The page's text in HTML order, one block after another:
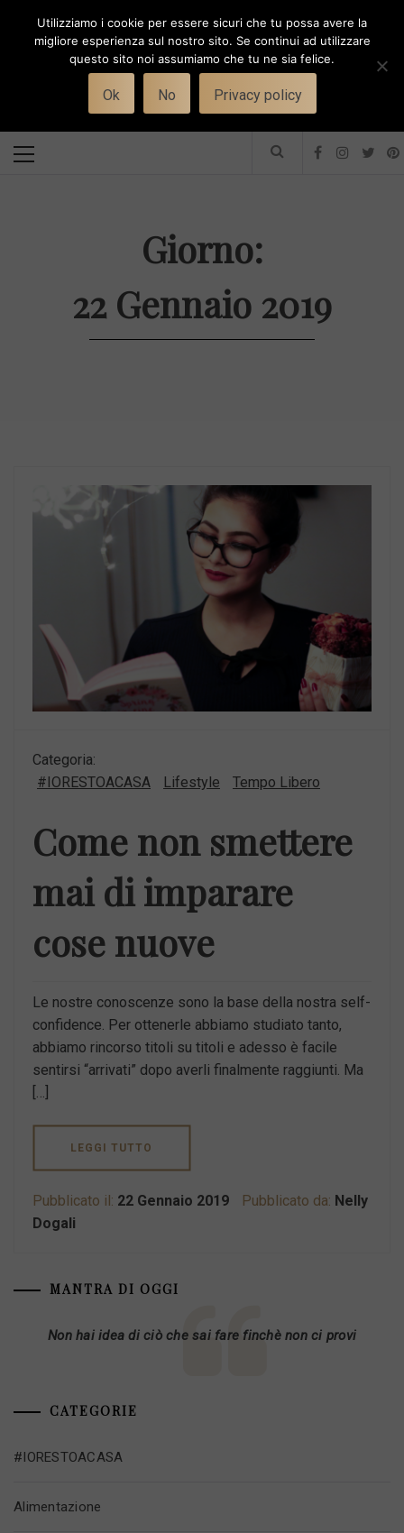
Toggle
WORK-WIFE
Il magazine per le donne che lavorano
Menu
Giorno:
22 Gennaio 2019
Categoria:
#IORESTOACASA
Lifestyle Tempo Libero
Come non smettere
mai di imparare
cose nuove
Le nostre conoscenze sono la base della nostra self-
confidence. Per ottenerle abbiamo studiato tanto,
abbiamo rincorso titoli su titoli e adesso è facile
sentirsi “arrivati” dopo averli finalmente raggiunti. Ma
LEGGI TUTTO
Pubblicato il: 22 Gennaio 2019 Pubblicato da: Nelly
Dogali
MANTRA DI OGGI
Non hai idea di ciò che sai fare finchè non ci provi
CATEGORIE
#IORESTOACASA
Alimentazione
Utilizziamo i cookie per essere sicuri che tu possa avere la
migliore esperienza sul nostro sito. Se continui ad utilizzare
questo sito noi assumiamo che tu ne sia felice.
Ok No Privacy policy